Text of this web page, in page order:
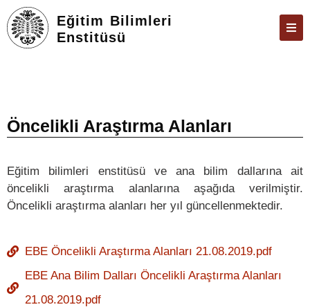
Eğitim Bilimleri
Enstitüsü
ARAŞTIRMA
TEZ & SAVUNMA
İLETIŞIM
ÖBS
E-POSTA
Öncelikli Araştırma Alanları
Eğitim bilimleri enstitüsü ve ana bilim dallarına ait
öncelikli araştırma alanlarına aşağıda verilmiştir.
Öncelikli araştırma alanları her yıl güncellenmektedir.
EBE Öncelikli Araştırma Alanları 21.08.2019.pdf
EBE Ana Bilim Dalları Öncelikli Araştırma Alanları
21.08.2019.pdf